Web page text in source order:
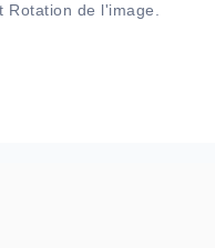
de l'image.